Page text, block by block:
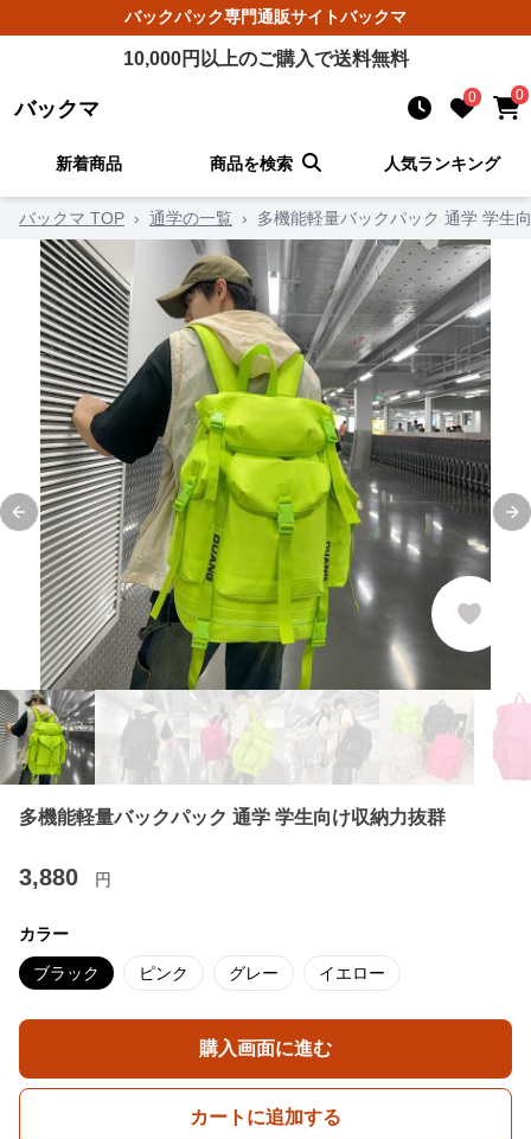
バックパック専門通販サイトバックマ
10,000円以上のご購入で送料無料
バックマ 0 0
新着商品 商品を検索 人気ランキング
バックマ TOP › 通学の一覧 › 多機能軽量バックパック 通学 学生
Previous slide
多機能軽量バックパック 通学 学生向け収納力抜群
3,880 円
カラー
ブラック ピンク グレー イエロー
購入画面に進む
カートに追加する